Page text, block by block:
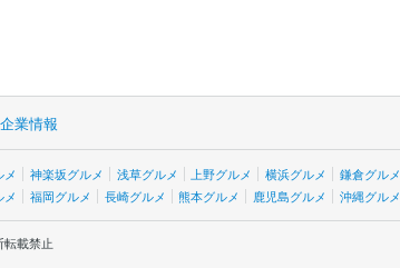
企業情報
神楽坂グルメ 浅草グルメ 上野グルメ 横浜グルメ
鎌倉グルメ
メ 福岡グルメ 長崎グルメ 熊本グルメ 鹿児島グルメ 沖縄グルメ
転載禁止